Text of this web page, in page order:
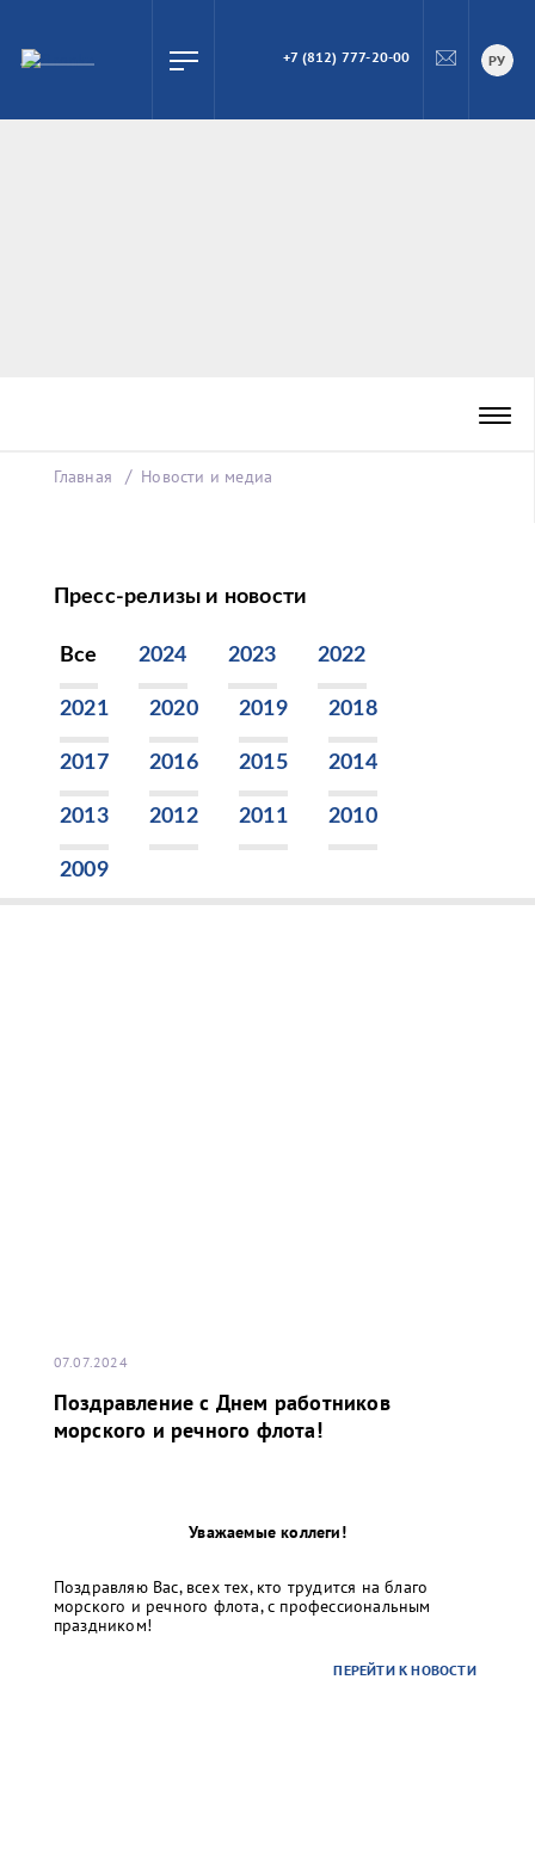
ПОИСК
+7 (812) 777-20-00 РУ
Главная Новости и медиа
Пресс-релизы и новости
Все 2024 2023 2022
2021 2020 2019 2018
2017 2016 2015 2014
2013 2012 2011 2010
2009
07.07.2024
Поздравление с Днем работников
морского и речного флота!
Уважаемые коллеги!
Поздравляю Вас, всех тех, кто трудится на благо
морского и речного флота, с профессиональным
праздником!
ПЕРЕЙТИ К НОВОСТИ